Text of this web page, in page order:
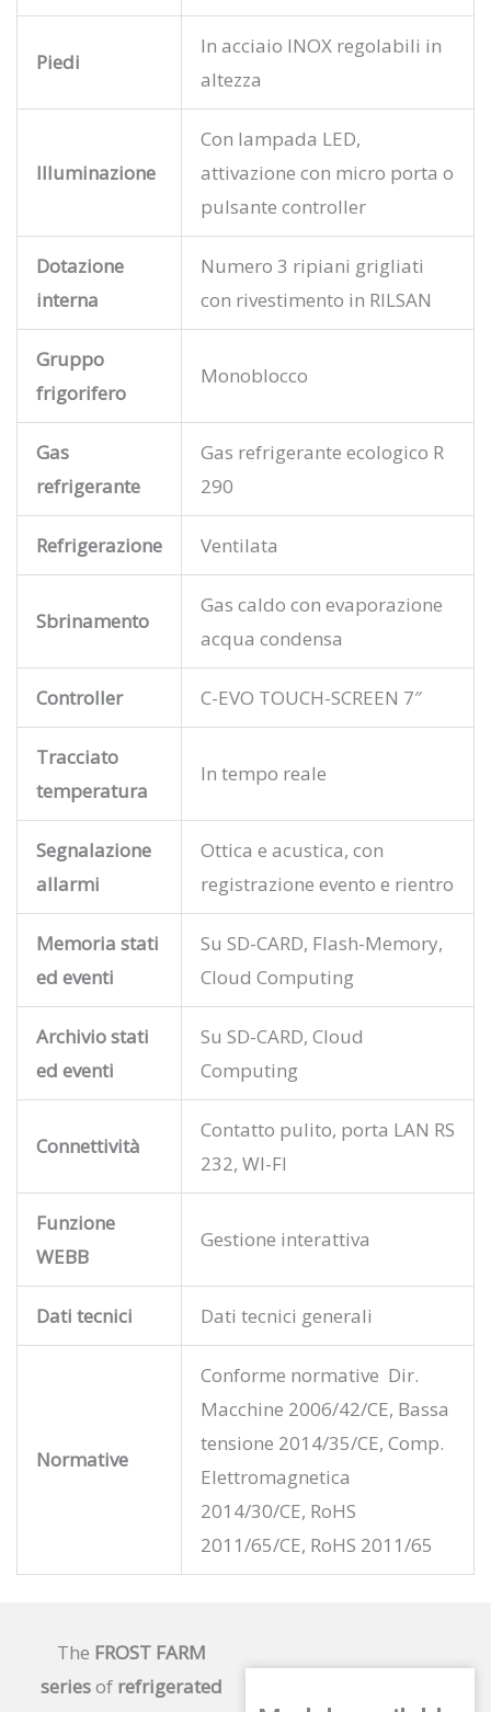
Piedi
In acciaio INOX regolabili in
altezza
Illuminazione
Con lampada LED,
attivazione con micro porta o
pulsante controller
Dotazione
interna
Numero 3 ripiani grigliati
con rivestimento in RILSAN
Gruppo
frigorifero
Monoblocco
Gas
refrigerante
Gas refrigerante ecologico R
290
Refrigerazione Ventilata
Sbrinamento
Gas caldo con evaporazione
acqua condensa
Controller C-EVO TOUCH-SCREEN 7″
Tracciato
temperatura
In tempo reale
Segnalazione
allarmi
Ottica e acustica, con
registrazione evento e rientro
Memoria stati
ed eventi
Su SD-CARD, Flash-Memory,
Cloud Computing
Archivio stati
ed eventi
Su SD-CARD, Cloud
Computing
Connettività
Contatto pulito, porta LAN RS
232, WI-FI
Funzione
WEBB
Gestione interattiva
Dati tecnici Dati tecnici generali
Normative
Conforme normative Dir.
Macchine 2006/42/CE, Bassa
tensione 2014/35/CE, Comp.
Elettromagnetica
2014/30/CE, RoHS
2011/65/CE, RoHS 2011/65
The FROST FARM
seriesof refrigerated